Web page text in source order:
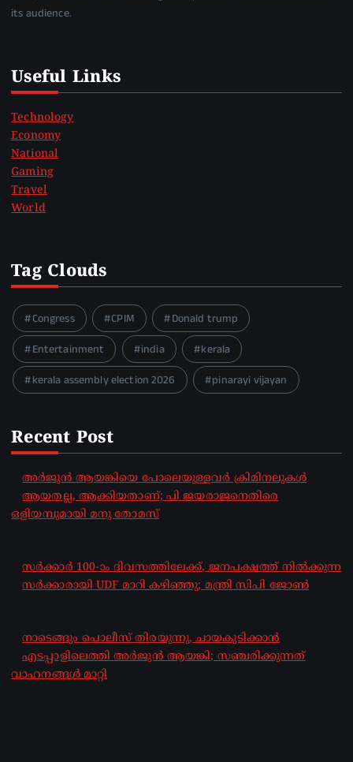
its audience.
Useful Links
Technology
Economy
National
Gaming
Travel
World
Tag Clouds
Congress CPIM
Donald trump
Entertainment
india
kerala
kerala assembly election 2026
pinarayi vijayan
Recent Post
അർജുൻ ആയങ്കിയെ പോലെയുള്ളവർ ക്രിമിനലുകൾ
ആയതല്ല, ആക്കിയതാണ്; പി ജയരാജനെതിരെ
ഒളിയമ്പുമായി മനു തോമസ്
സർക്കാർ 100-ാം ദിവസത്തിലേക്ക്, ജനപക്ഷത്ത് നിൽക്കുന്ന
സർക്കാരായി UDF മാറി കഴിഞ്ഞു; മന്ത്രി സിപി ജോൺ
നാടെങ്ങും പൊലീസ് തിരയുന്നു, ചായകുടിക്കാൻ
എടപ്പാളിലെത്തി അർജുൻ ആയങ്കി; സഞ്ചരിക്കുന്നത്
വാഹനങ്ങൾ മാറ്റി